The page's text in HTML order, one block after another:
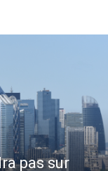
pas sur